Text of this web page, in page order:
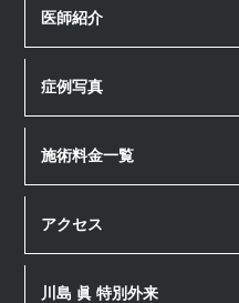
肌質改善
毛穴
若返り・アンチエイジング
医療瘦身
幹細胞上清液 頭皮注射
ヘアアートメイク
医療脱毛
医療脱毛
医師紹介
症例写真
施術料金一覧
アクセス
川島 眞 特別外来